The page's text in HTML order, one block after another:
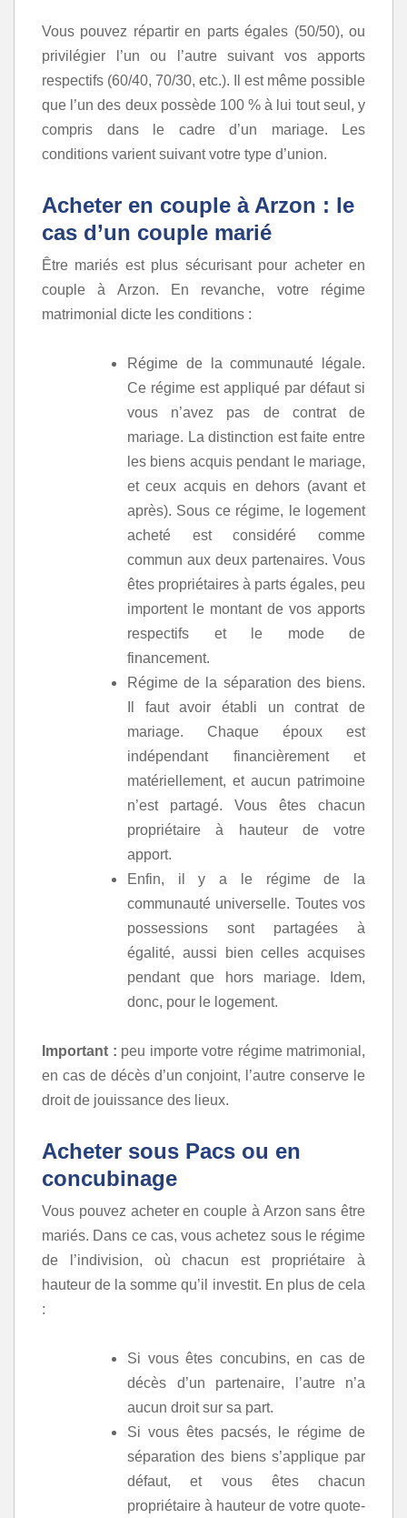
Vous pouvez répartir en parts égales (50/50), ou
privilégier l’un ou l’autre suivant vos apports
respectifs (60/40, 70/30, etc.). Il est même possible
que l’un des deux possède 100 % à lui tout seul, y
compris dans le cadre d’un mariage. Les
conditions varient suivant votre type d’union.
Acheter en couple à Arzon : le
cas d’un couple marié
Être mariés est plus sécurisant pour acheter en
couple à Arzon. En revanche, votre régime
matrimonial dicte les conditions :
Régime de la communauté légale.
Ce régime est appliqué par défaut si
vous n’avez pas de contrat de
mariage. La distinction est faite entre
les biens acquis pendant le mariage,
et ceux acquis en dehors (avant et
après). Sous ce régime, le logement
acheté est considéré comme
commun aux deux partenaires. Vous
êtes propriétaires à parts égales, peu
importent le montant de vos apports
respectifs et le mode de
financement.
Régime de la séparation des biens.
Il faut avoir établi un contrat de
mariage. Chaque époux est
indépendant financièrement et
matériellement, et aucun patrimoine
n’est partagé. Vous êtes chacun
propriétaire à hauteur de votre
apport.
Enfin, il y a le régime de la
communauté universelle. Toutes vos
possessions sont partagées à
égalité, aussi bien celles acquises
pendant que hors mariage. Idem,
donc, pour le logement.
Important : peu importe votre régime matrimonial,
en cas de décès d’un conjoint, l’autre conserve le
droit de jouissance des lieux.
Acheter sous Pacs ou en
concubinage
Vous pouvez acheter en couple à Arzon sans être
mariés. Dans ce cas, vous achetez sous le régime
de l’indivision, où chacun est propriétaire à
hauteur de la somme qu’il investit. En plus de cela
:
Si vous êtes concubins, en cas de
décès d’un partenaire, l’autre n’a
aucun droit sur sa part.
Si vous êtes pacsés, le régime de
séparation des biens s’applique par
défaut, et vous êtes chacun
propriétaire à hauteur de votre quote-